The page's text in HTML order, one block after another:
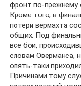
фронт по-прежнему
Кроме того, в
потери вермахта
общих. Под
все бои,
словам Оверманса,
опять-таки
Причинами тому